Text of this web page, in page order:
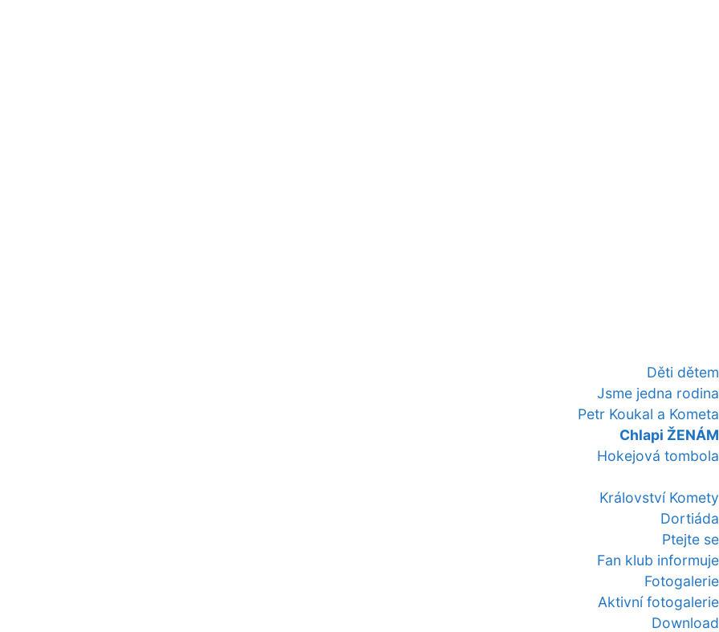
Děti dětem
Jsme jedna rodina
Petr Koukal a Kometa
Chlapi ŽENÁM
Hokejová tombola
Království Komety
Dortiáda
Ptejte se
Fan klub informuje
Fotogalerie
Aktivní fotogalerie
Download